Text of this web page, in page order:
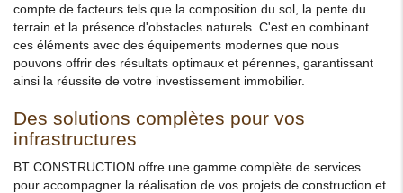
compte de facteurs tels que la composition du sol, la pente du
terrain et la présence d'obstacles naturels. C'est en combinant
ces éléments avec des équipements modernes que nous
pouvons offrir des résultats optimaux et pérennes, garantissant
ainsi la réussite de votre investissement immobilier.
Des solutions complètes pour vos
infrastructures
BT CONSTRUCTION offre une gamme complète de services
pour accompagner la réalisation de vos projets de construction et